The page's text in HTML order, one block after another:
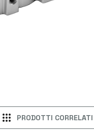
apps PRODOTTI CORRELATI